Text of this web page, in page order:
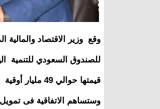
وقع وزير الاقتصاد
للصندوق السعودي للتنمية
قيمتها حوالي 49 مليار أوقية ،للمساهمة فى تمويل عدة مشاريع تنموية فى موريتانيا.
وستساهم الاتفاقية فى تمويل